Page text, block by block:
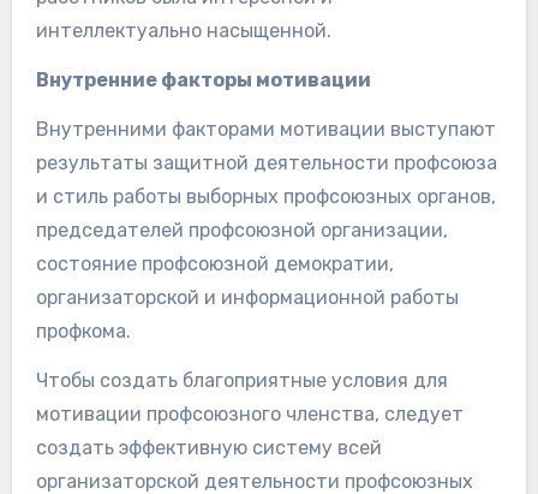
интеллектуально насыщенной.
Внутренние факторы мотивации
Внутренними факторами мотивации выступают
результаты защитной деятельности профсоюза
и стиль работы выборных профсоюзных органов,
председателей профсоюзной организации,
состояние профсоюзной демократии,
организаторской и информационной работы
профкома.
Чтобы создать благоприятные условия для
мотивации профсоюзного членства, следует
создать эффективную систему всей
организаторской деятельности профсоюзных